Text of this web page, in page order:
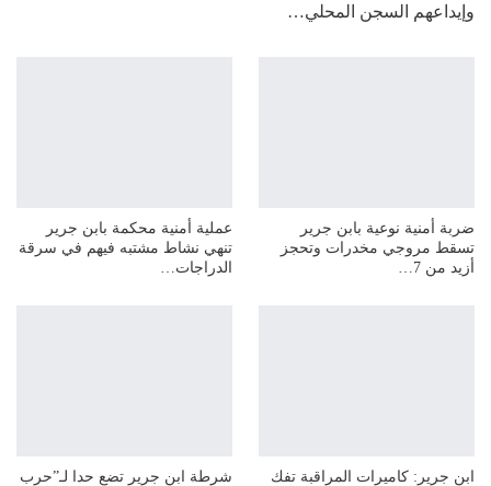
وإيداعهم السجن المحلي…
ضربة أمنية نوعية بابن جرير
تسقط مروجي مخدرات وتحجز
أزيد من 7…
عملية أمنية محكمة بابن جرير
تنهي نشاط مشتبه فيهم في سرقة
الدراجات…
ابن جرير: كاميرات المراقبة تفك
شرطة ابن جرير تضع حدا لـ”حرب